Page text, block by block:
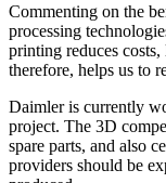
Commenting on the
processing
printing reduces
therefore, helps us to
Daimler is currently
project. The 3D
spare parts, and also
providers should be